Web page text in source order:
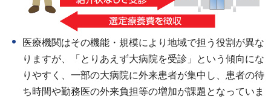
医療機関はその機能・規模により地域で担う役割が異な
りますが、「とりあえず大病院を受診」という傾向にな
りやすく、一部の大病院に外来患者が集中し、患者の待
ち時間や勤務医の外来負担等の増加が課題となっていま